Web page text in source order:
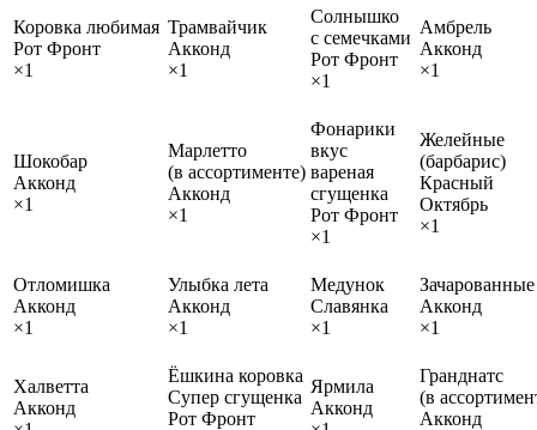
Коровка любимая
Рот Фронт
×1
Трамвайчик
Акконд
×1
Солнышко
с семечками
Рот Фронт
×1
Амбрель
Акконд
×1
Шокобар
Акконд
×1
Марлетто
(в ассортименте)
Акконд
×1
Фонарики
вкус
вареная
сгущенка
Рот Фронт
×1
Желейные
(барбарис)
Красный
Октябрь
×1
Отломишка
Акконд
×1
Улыбка лета
Акконд
×1
Медунок
Славянка
×1
Зачарованные
Акконд
×1
Халветта
Акконд
Ёшкина коровка
Супер сгущенка
Рот Фронт
Ярмила
Акконд
Гранднатс
(в
Акконд